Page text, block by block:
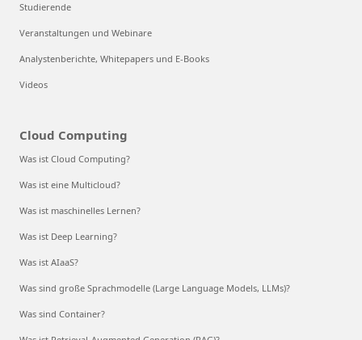
Studierende
Veranstaltungen und Webinare
Analystenberichte, Whitepapers und E-Books
Videos
Cloud Computing
Was ist Cloud Computing?
Was ist eine Multicloud?
Was ist maschinelles Lernen?
Was ist Deep Learning?
Was ist AIaaS?
Was sind große Sprachmodelle (Large Language Models, LLMs)?
Was sind Container?